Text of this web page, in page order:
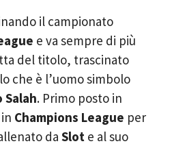
il campionato
e va sempre di più
del titolo, trascinato
che è l’uomo simbolo
Salah. Primo posto in
Champions League per
da Slot e al suo